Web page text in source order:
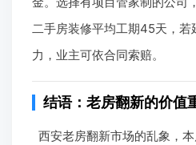
二手房装修平均工期45天，若
力，业主可依合同索赔。
结语：老房翻新的价值
西安老房翻新市场的乱象，